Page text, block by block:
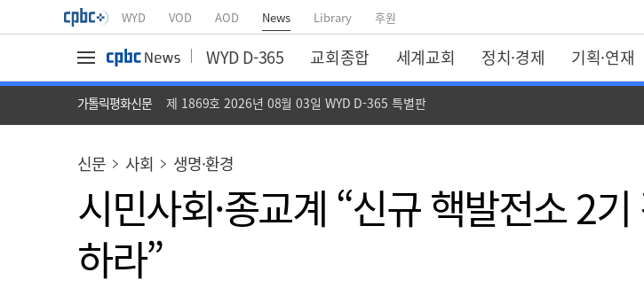
WYD VOD AOD News Library 후원
WYD D-365 교회종합 세계교회 정치·경제 기획·연재
가톨릭평화신문 제 1869호 2026년 08월 03일 WYD D-365 특별판
신문 사회 생명·환경
시민사회·종교계 “신규 핵발전소 2
하라”